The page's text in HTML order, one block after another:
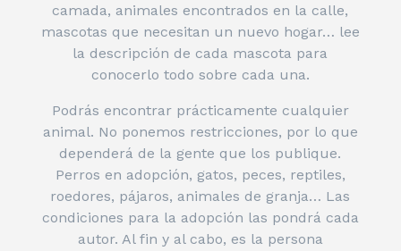
camada, animales encontrados en la calle,
mascotas que necesitan un nuevo hogar… lee
la descripción de cada mascota para
conocerlo todo sobre cada una.
Podrás encontrar prácticamente cualquier
animal. No ponemos restricciones, por lo que
dependerá de la gente que los publique.
Perros en adopción, gatos, peces, reptiles,
roedores, pájaros, animales de granja… Las
condiciones para la adopción las pondrá cada
autor. Al fin y al cabo, es la persona